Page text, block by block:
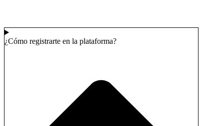
¿Cómo registrarte en la plataforma?